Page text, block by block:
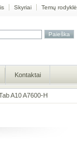
Temų rodyklė
Skyriai
Kontaktai
A10 A7600-H